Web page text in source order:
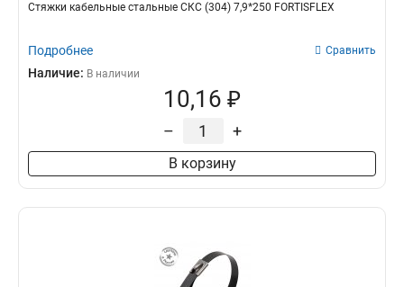
Стяжки кабельные стальные СКС (304) 7,9*250 FORTISFLEX
Подробнее Сравнить
Наличие: В наличии
10,16 ₽
– +
В корзину